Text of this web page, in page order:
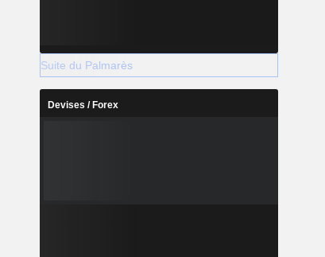
Suite du Palmarès
Devises / Forex